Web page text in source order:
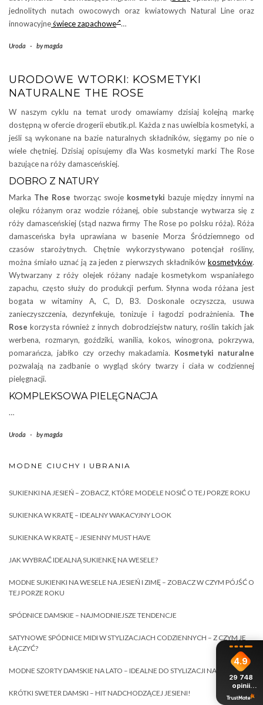
jednolitych nutach owocowych oraz kwiatowych Natural Line oraz
innowacyjneświece zapachowe …
Uroda - bymagda
URODOWE WTORKI: KOSMETYKI
NATURALNE THE ROSE
W naszym cyklu na temat urody omawiamy dzisiaj kolejną markę
dostępną w ofercie drogerii ebutik.pl. Każda z nas uwielbia kosmetyki, a
jeśli są wykonane na bazie naturalnych składników, sięgamy po nie o
wiele chętniej. Dzisiaj opisujemy dla Was kosmetyki marki The Rose
bazujące na róży damasceńskiej.
DOBRO Z NATURY
Marka The Rose tworząc swoje kosmetyki bazuje między innymi na
olejku różanym oraz wodzie różanej, obie substancje wytwarza się z
róży damasceńskiej (stąd nazwa firmy The Rose po polsku róża). Róża
damasceńska była uprawiana w basenie Morza Śródziemnego od
czasów starożytnych. Chętnie wykorzystywano potencjał rośliny,
można śmiało uznać ją za jeden z pierwszych składników kosmetyków.
Wytwarzany z róży olejek różany nadaje kosmetykom wspaniałego
zapachu, często służy do produkcji perfum. Słynna woda różana jest
bogata w witaminy A, C, D, B3. Doskonale oczyszcza, usuwa
zanieczyszczenia, dezynfekuje, tonizuje i łagodzi podrażnienia. The
Rose korzysta również z innych dobrodziejstw natury, roślin takich jak
werbena, rozmaryn, goździki, wanilia, kokos, winogrona, pokrzywa,
pomarańcza, jabłko czy orzechy makadamia. Kosmetyki naturalne
pozwalają na zadbanie o wygląd skóry twarzy i ciała w codziennej
pielęgnacji.
KOMPLEKSOWA PIELĘGNACJA
…
Uroda - bymagda
MODNE CIUCHY I UBRANIA
SUKIENKI NA JESIEŃ – ZOBACZ, KTÓRE MODELE NOSIĆ O TEJ PORZE ROKU
SUKIENKA W KRATĘ – IDEALNY WAKACYJNY LOOK
SUKIENKA W KRATĘ – JESIENNY MUST HAVE
JAK WYBRAĆ IDEALNĄ SUKIENKĘ NA WESELE?
MODNE SUKIENKI NA WESELE NA JESIEŃ I ZIMĘ – ZOBACZ W CZYM PÓJŚĆ O
TEJ PORZE ROKU
SPÓDNICE DAMSKIE – NAJMODNIEJSZE TENDENCJE
SATYNOWE SPÓDNICE MIDI W STYLIZACJACH CODZIENNYCH – Z CZYM JE
ŁĄCZYĆ?
MODNE SZORTY DAMSKIE NA LATO – IDEALNE DO STYLIZACJI NA WAKACJE!
KRÓTKI SWETER DAMSKI – HIT NADCHODZĄCEJ JESIENI!
4.9
29 748
opinii
z całego
okresu